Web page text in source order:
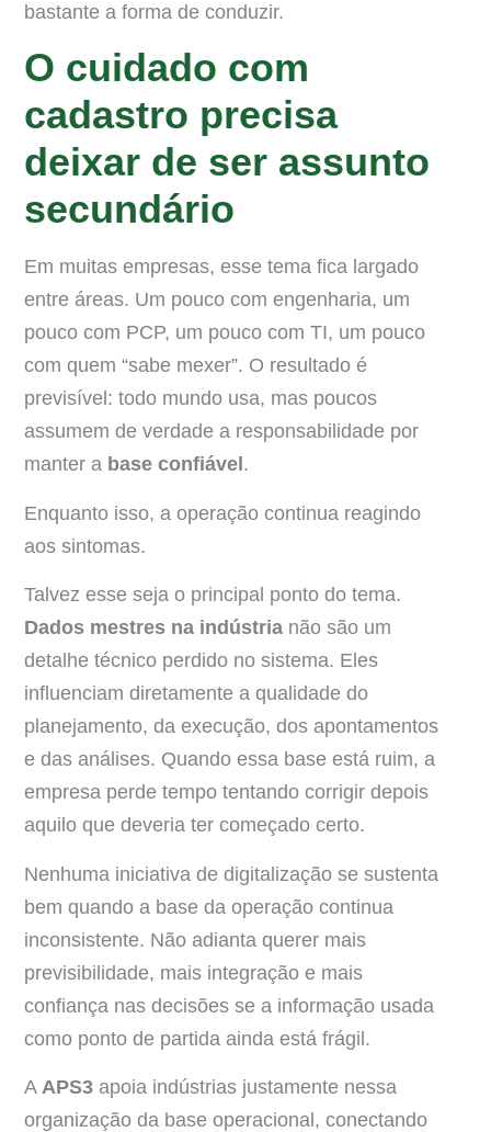
bastante a forma de conduzir.
O cuidado com
cadastro precisa
deixar de ser assunto
secundário
Em muitas empresas, esse tema fica largado
entre áreas. Um pouco com engenharia, um
pouco com PCP, um pouco com TI, um pouco
com quem “sabe mexer”. O resultado é
previsível: todo mundo usa, mas poucos
assumem de verdade a responsabilidade por
manter a base confiável .
Enquanto isso, a operação continua reagindo
aos sintomas.
Talvez esse seja o principal ponto do tema.
Dados mestres na indústria não são um
detalhe técnico perdido no sistema. Eles
influenciam diretamente a qualidade do
planejamento, da execução, dos apontamentos
e das análises. Quando essa base está ruim, a
empresa perde tempo tentando corrigir depois
aquilo que deveria ter começado certo.
Nenhuma iniciativa de digitalização se sustenta
bem quando a base da operação continua
inconsistente. Não adianta querer mais
previsibilidade, mais integração e mais
confiança nas decisões se a informação usada
como ponto de partida ainda está frágil.
A APS3 apoia indústrias justamente nessa
organização da base operacional, conectando